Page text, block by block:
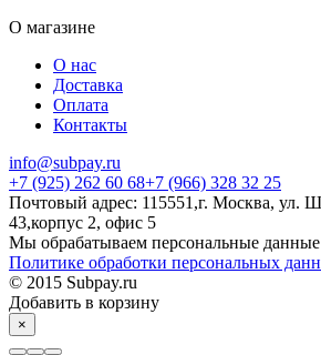
О магазине
О нас
Доставка
Оплата
Контакты
info@subpay.ru
+7 (925) 262 60 68+7 (966) 328 32 25
Почтовый адрес: 115551,г. Москва, ул.
43,корпус 2, офис 5
Мы обрабатываем персональные данные
Политике обработки персональных
© 2015 Subpay.ru
Добавить в корзину
×